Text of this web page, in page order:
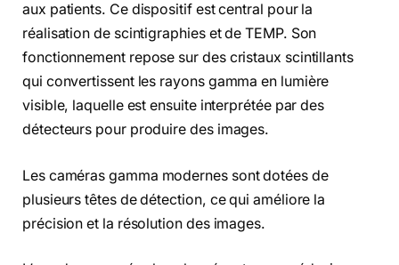
aux patients. Ce dispositif est central pour la
réalisation de scintigraphies et de TEMP. Son
fonctionnement repose sur des cristaux scintillants
qui convertissent les rayons gamma en lumière
visible, laquelle est ensuite interprétée par des
détecteurs pour produire des images.
Les caméras gamma modernes sont dotées de
plusieurs têtes de détection, ce qui améliore la
précision et la résolution des images.